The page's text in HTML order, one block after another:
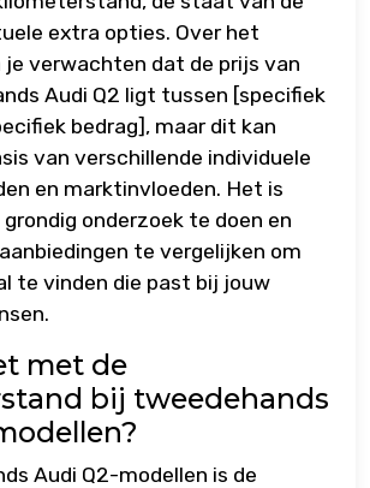
extra opties. Over het
je verwachten dat de prijs van
Audi Q2 ligt tussen [specifiek
bedrag], maar dit kan
van verschillende individuele
en marktinvloeden. Het is
onderzoek te doen en
te vergelijken om
te vinden die past bij jouw
met de
bij tweedehands
Audi Q2-modellen is de